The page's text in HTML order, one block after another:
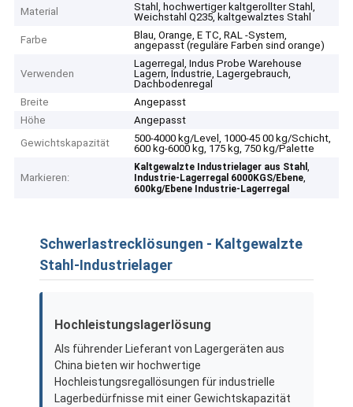
Material
Stahl, hochwertiger kaltgerollter Stahl,
Weichstahl Q235, kaltgewalztes Stahl
Farbe
Blau, Orange, E TC, RAL -System,
angepasst (reguläre Farben sind orange)
Verwenden
Lagerregal, Indus Probe Warehouse
Lagern, Industrie, Lagergebrauch,
Dachbodenregal
Breite
Angepasst
Höhe
Angepasst
Gewichtskapazität
500-4000 kg/Level, 1000-45 00 kg/Schicht,
600 kg-6000 kg, 175 kg, 750 kg/Palette
Markieren:
Kaltgewalzte Industrielager aus Stahl,
Industrie-Lagerregal 6000KGS/Ebene,
600kg/Ebene Industrie-Lagerregal
Schwerlastrecklösungen - Kaltgewalzte
Stahl-Industrielager
Hochleistungslagerlösung
Als führender Lieferant von Lagergeräten aus
China bieten wir hochwertige
Hochleistungsregallösungen für industrielle
Lagerbedürfnisse mit einer Gewichtskapazität